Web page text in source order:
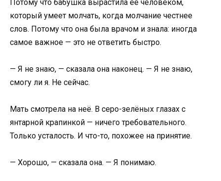
Потому что бабушка вырастила её человеком,
который умеет молчать, когда молчание честнее
слов. Потому что она была врачом и знала: иногда
самое важное — это не ответить быстро.
— Я не знаю, — сказала она наконец. — Я не знаю,
смогу ли я. Не сейчас.
Мать смотрела на неё. В серо-зелёных глазах с
янтарной крапинкой — ничего требовательного.
Только усталость. И что-то, похожее на принятие.
— Хорошо, — сказала она. — Я понимаю.